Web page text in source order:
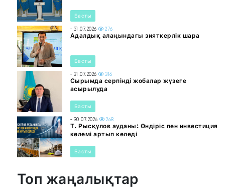
Басты
- 31.07.2026 276
Адалдық алаңындағы зияткерлік шара
Басты
- 31.07.2026 316
Сырымда серпінді жобалар жүзеге
асырылуда
Басты
- 30.07.2026 268
Т. Рысқұлов ауданы: Өндіріс пен инвестиция
көлемі артып келеді
Басты
Топ жаңалықтар